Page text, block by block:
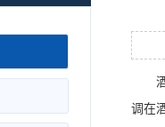
酒
调在